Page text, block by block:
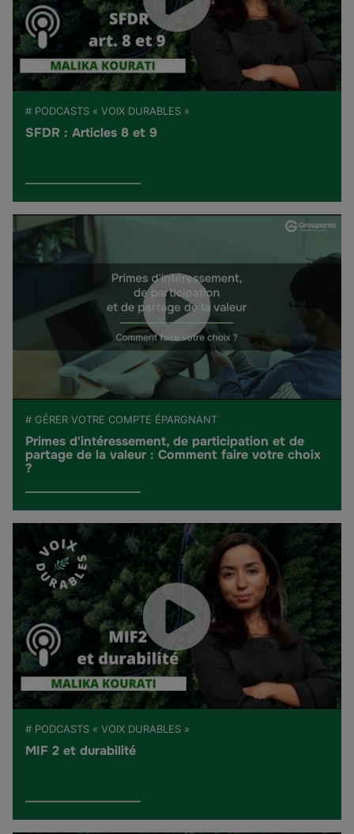
# PODCASTS « VOIX DURABLES »
SFDR : Articles 8 et 9
# GÉRER VOTRE COMPTE ÉPARGNANT
Primes d'intéressement, de participation et de
partage de la valeur : Comment faire votre choix
?
# PODCASTS « VOIX DURABLES »
MIF 2 et durabilité